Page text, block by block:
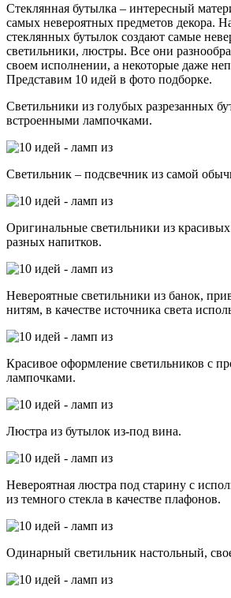
Стеклянная бутылка – интересный
самых невероятных предметов декора.
стеклянных бутылок создают самые
светильники, люстры. Все они
своем исполнении, а некоторые даже
Представим 10 идей в фото подборке.
Светильники из голубых разрезанных
встроенными лампочками.
Светильник – подсвечник из самой
Оригинальные светильники из
разных напитков.
Невероятные светильники из банок,
нитям, в качестве источника света
Красивое оформление светильников с
лампочками.
Люстра из бутылок из-под вина.
Невероятная люстра под старину с
из темного стекла в качестве плафонов.
Одинарный светильник настольный,